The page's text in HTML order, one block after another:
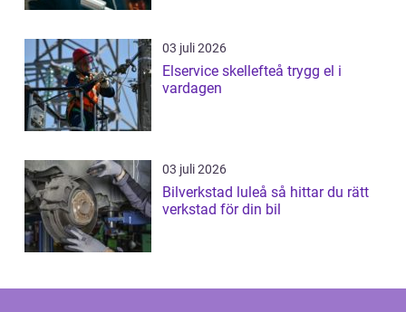
03 juli 2026
Elservice skellefteå trygg el i
vardagen
03 juli 2026
Bilverkstad luleå så hittar du rätt
verkstad för din bil